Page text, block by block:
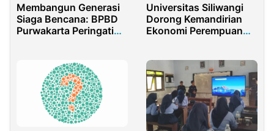
Membangun Generasi
Siaga Bencana: BPBD
Purwakarta Peringati
Universitas Siliwangi
Dorong Kemandirian
Ekonomi Perempuan